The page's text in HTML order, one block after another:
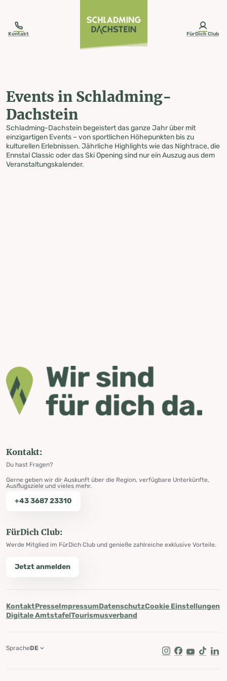
Kontakt FürDich Club
Events in Schladming-
Dachstein
Schladming-Dachstein begeistert das ganze Jahr über mit
einzigartigen Events – von sportlichen Höhepunkten bis zu
kulturellen Erlebnissen. Jährliche Highlights wie das Nightrace, die
Ennstal Classic oder das Ski Opening sind nur ein Auszug aus dem
Veranstaltungskalender.
Kontakt:
Du hast Fragen?
Gerne geben wir dir Auskunft über die Region, verfügbare Unterkünfte,
Ausflugsziele und vieles mehr.
+43 3687 23310
FürDich Club:
Werde Mitglied im FürDich Club und genieße zahlreiche exklusive Vorteile.
Jetzt anmelden
KontaktPresseImpressumDatenschutzCookie Einstellungen
Digitale AmtstafelTourismusverband
Instagram
Facebook
Youtube
Tik Tok
SpracheDE